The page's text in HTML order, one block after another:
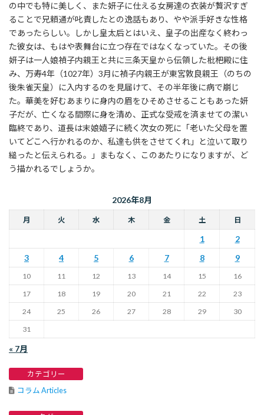
の中でも特に美しく、また妍子に仕える女房達の衣装が贅沢すぎ
ることで兄頼通が叱責したとの逸話もあり、やや派手好きな性格
であったらしい。しかし皇太后とはいえ、皇子の出産なく終わっ
た彼女は、もはや表舞台に立つ存在ではなくなっていた。その後
妍子は一人娘禎子内親王と共に三条天皇から伝領した枇杷殿に住
み、万寿4年（1027年）3月に禎子内親王が東宮敦良親王（のちの
後朱雀天皇）に入内するのを見届けて、その半年後に病で崩じ
た。華美を好むあまりに身内の眉をひそめさせることもあった妍
子だが、亡くなる間際に身を清め、正式な受戒を済ませての潔い
臨終であり、道長は末娘嬉子に続く次女の死に「老いた父母を置
いてどこへ行かれるのか、私達も供をさせてくれ」と泣いて取り
縋ったと伝えられる。」まもなく、このあたりになりますが、ど
う描かれるでしょうか。
2026年8月
月 火 水 木 金 土 日
1
2
3
4 5 6 7 8 9
10 11 12 13 14 15
16
17
18 19 20 21 22
23
24
25 26 27 28 29
30
31
« 7月
カテゴリー
コラム Articles